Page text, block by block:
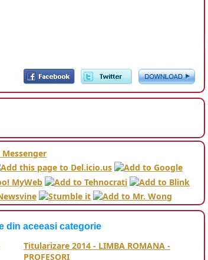
din aceeasi categorie
Titularizare 2014 - LIMBA ROMANA -
PROFESORI